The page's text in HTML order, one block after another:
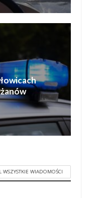
WSZYSTKIE WIADOMOŚCI